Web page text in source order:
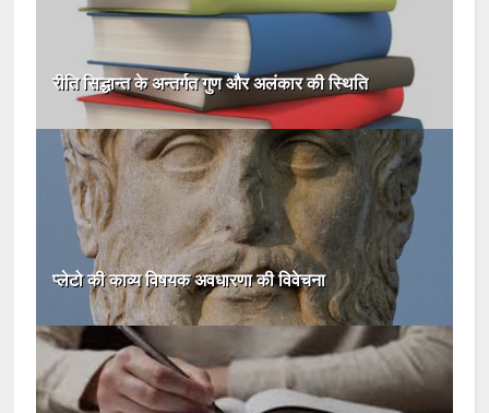
रीति सिद्धान्त के अन्तर्गत गुण और अलंकार की स्थिति
प्लेटो की काव्य विषयक अवधारणा की विवेचना